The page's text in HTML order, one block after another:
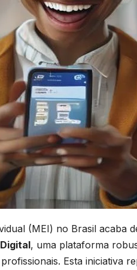
(MEI) no Brasil acaba
, uma plataforma
Esta iniciativa